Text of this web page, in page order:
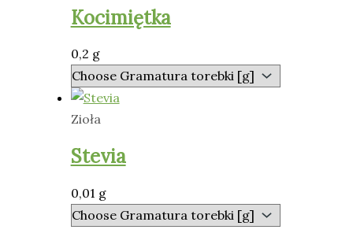
Kocimiętka
0,2 g
Zioła
Stevia
0,01 g